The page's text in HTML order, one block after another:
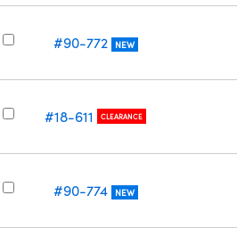
#90-772 NEW
#18-611 CLEARANCE
#90-774 NEW